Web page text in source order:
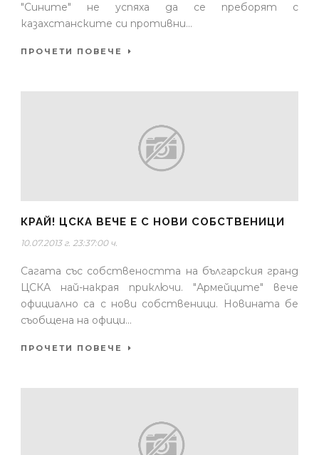
"Сините" не успяха да се преборят с
казахстанските си противни...
ПРОЧЕТИ ПОВЕЧЕ
КРАЙ! ЦСКА ВЕЧЕ Е С НОВИ СОБСТВЕНИЦИ
10.07.2013 г. 23:37:00 ч.
Сагата със собствеността на българския гранд
ЦСКА най-накрая приключи. "Армейците" вече
официално са с нови собственици. Новината бе
съобщена на офици...
ПРОЧЕТИ ПОВЕЧЕ